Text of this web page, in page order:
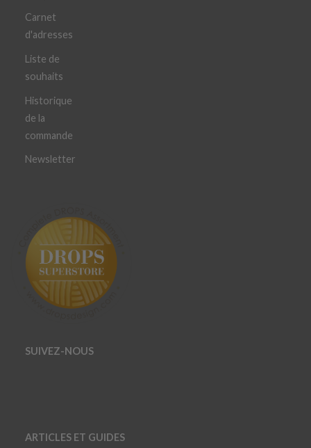
Carnet
d'adresses
Liste de
souhaits
Historique
de la
commande
Newsletter
SUIVEZ-NOUS
ARTICLES ET GUIDES